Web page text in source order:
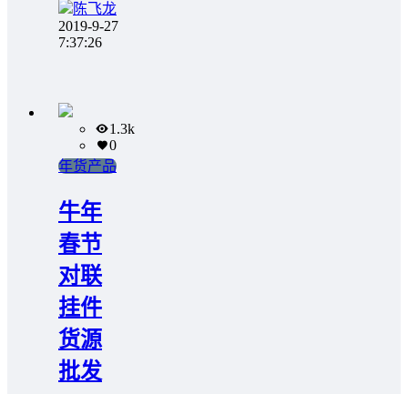
陈飞龙
2019-9-27
7:37:26
1.3k
0
年货产品
牛年
春节
对联
挂件
货源
批发